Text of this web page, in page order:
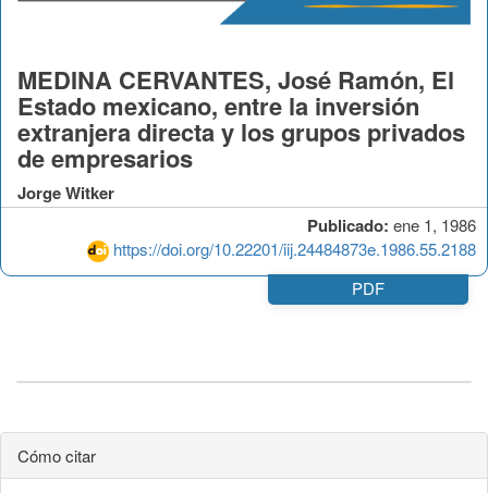
Publicado: ene 1, 1986
https://doi.org/10.22201/iij.24484873e.1986.55.2188
MEDINA CERVANTES, José Ramón, El
Estado mexicano, entre la inversión
extranjera directa y los grupos privados
de empresarios
Jorge Witker
PDF
Cómo citar